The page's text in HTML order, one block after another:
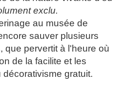
exclu.
au musée de
sauver plusieurs
que pervertit à l'heure où
de la facilite et les
gratuit.